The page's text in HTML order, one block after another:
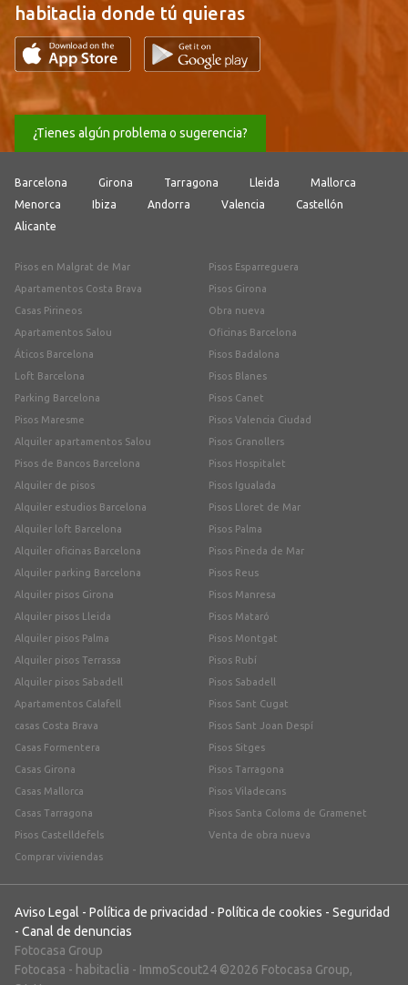
habitaclia donde tú quieras
¿Tienes algún problema o sugerencia?
Barcelona Girona Tarragona Lleida
Mallorca
Menorca
Ibiza Andorra Valencia
Castellón
Alicante
Pisos en Malgrat de Mar
Apartamentos Costa Brava
Casas Pirineos
Apartamentos Salou
Áticos Barcelona
Loft Barcelona
Parking Barcelona
Pisos Maresme
Alquiler apartamentos Salou
Pisos de Bancos Barcelona
Alquiler de pisos
Alquiler estudios Barcelona
Alquiler loft Barcelona
Alquiler oficinas Barcelona
Alquiler parking Barcelona
Alquiler pisos Girona
Alquiler pisos Lleida
Alquiler pisos Palma
Alquiler pisos Terrassa
Alquiler pisos Sabadell
Apartamentos Calafell
casas Costa Brava
Casas Formentera
Casas Girona
Casas Mallorca
Casas Tarragona
Pisos Castelldefels
Comprar viviendas
Pisos Esparreguera
Pisos Girona
Obra nueva
Oficinas Barcelona
Pisos Badalona
Pisos Blanes
Pisos Canet
Pisos Valencia Ciudad
Pisos Granollers
Pisos Hospitalet
Pisos Igualada
Pisos Lloret de Mar
Pisos Palma
Pisos Pineda de Mar
Pisos Reus
Pisos Manresa
Pisos Mataró
Pisos Montgat
Pisos Rubí
Pisos Sabadell
Pisos Sant Cugat
Pisos Sant Joan Despí
Pisos Sitges
Pisos Tarragona
Pisos Viladecans
Pisos Santa Coloma de Gramenet
Venta de obra nueva
Aviso Legal - Política de privacidad - Política de cookies - Seguridad
- Canal de denuncias
Fotocasa Group
Fotocasa - habitaclia - ImmoScout24 ©2026 Fotocasa Group,